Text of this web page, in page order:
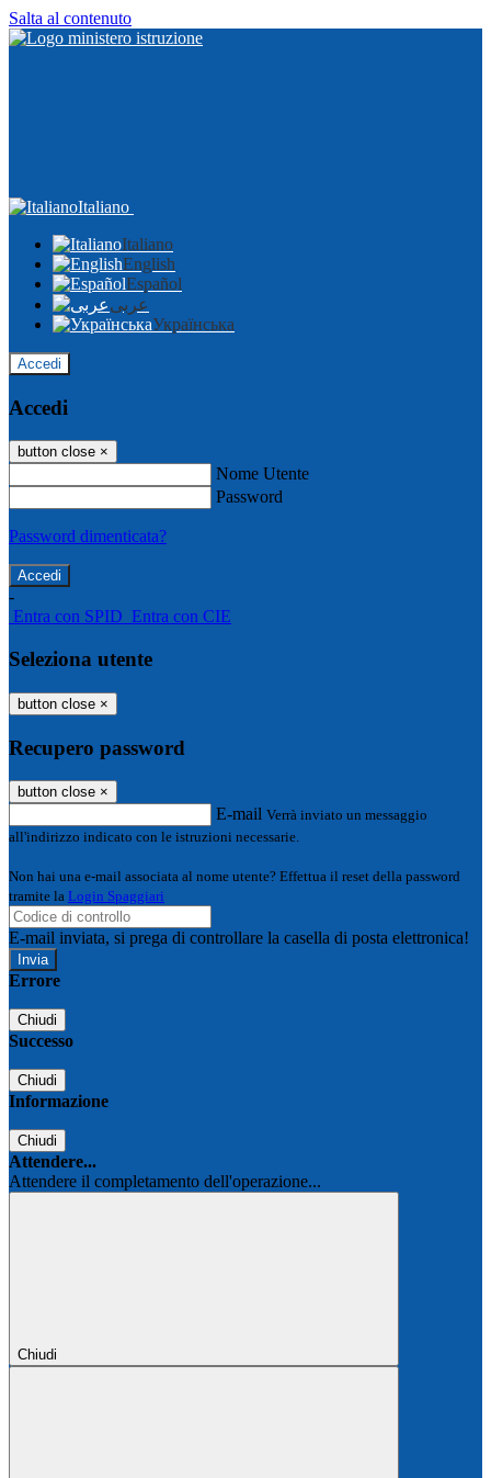
Salta al contenuto
Italiano
Italiano
English
Español
عربى
Українська
Accedi
Accedi
button close ×
Nome Utente
Password
Password dimenticata?
-
Entra con SPID Entra con CIE
Seleziona utente
button close ×
Recupero password
button close ×
E-mail Verrà inviato un messaggio
all'indirizzo indicato con le istruzioni necessarie.
Non hai una e-mail associata al nome utente? Effettua il reset della password
tramite la Login Spaggiari
E-mail inviata, si prega di controllare la casella di posta elettronica!
Errore
Chiudi
Successo
Chiudi
Informazione
Chiudi
Attendere...
Attendere il completamento dell'operazione...
Chiudi